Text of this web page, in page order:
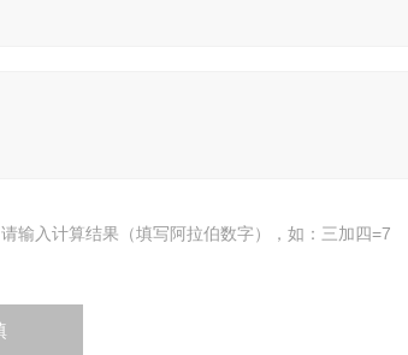
请输入计算结果（填写阿拉伯数字），如：三加四=7